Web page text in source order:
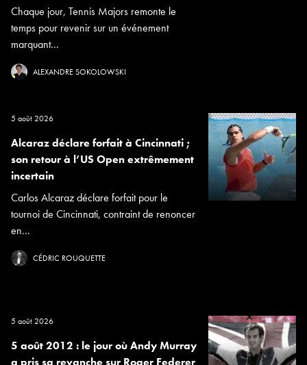
Chaque jour, Tennis Majors remonte le
temps pour revenir sur un événement
marquant...
ALEXANDRE SOKOLOWSKI
5 août 2026
Alcaraz déclare forfait à Cincinnati ;
son retour à l’US Open extrêmement
incertain
Carlos Alcaraz déclare forfait pour le
tournoi de Cincinnati, contraint de renoncer
en...
CÉDRIC ROUQUETTE
5 août 2026
5 août 2012 : le jour où Andy Murray
a pris sa revanche sur Roger Federer
×